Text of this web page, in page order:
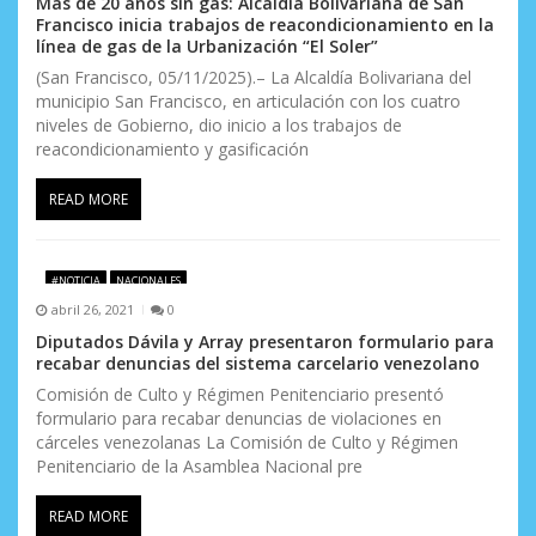
Francisco inicia trabajos de reacondicionamiento en la
línea de gas de la Urbanización “El Soler”
(San Francisco, 05/11/2025).– La Alcaldía Bolivariana del
municipio San Francisco, en articulación con los cuatro
niveles de Gobierno, dio inicio a los trabajos de
reacondicionamiento y gasificación
READ MORE
#NOTICIA NACIONALES
abril 26, 2021 0
Diputados Dávila y Array presentaron formulario para
recabar denuncias del sistema carcelario venezolano
Comisión de Culto y Régimen Penitenciario presentó
formulario para recabar denuncias de violaciones en
cárceles venezolanas La Comisión de Culto y Régimen
Penitenciario de la Asamblea Nacional pre
READ MORE